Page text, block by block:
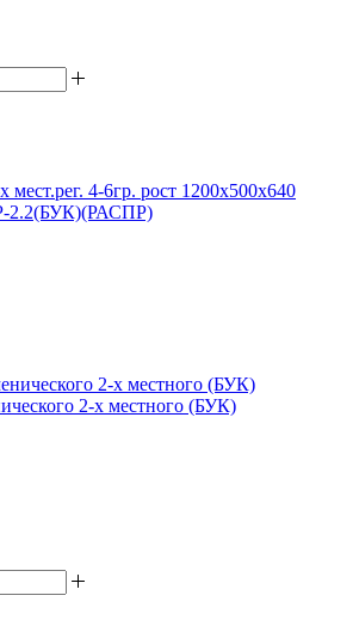
мест.рег. 4-6гр. рост 1200х500х640
2.2(БУК)(РАСПР)
2-х местного (БУК)